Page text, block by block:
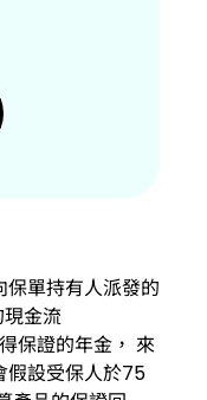
單持有人派發的
金流
保證的年金， 來
假設受保人於75